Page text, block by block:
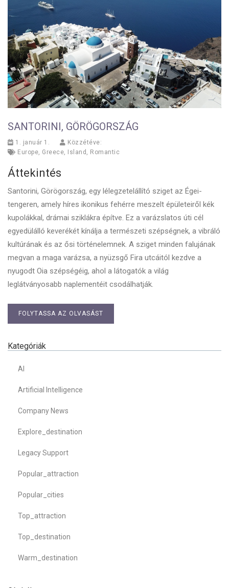
SANTORINI, GÖRÖGORSZÁG
1. január 1.
Közzétéve:
Europe Greece Island Romantic
Áttekintés
Santorini, Görögország, egy lélegzetelállító sziget az Égei-
tengeren, amely híres ikonikus fehérre meszelt épületeiről kék
kupolákkal, drámai sziklákra építve. Ez a varázslatos úti cél
egyedülálló keverékét kínálja a természeti szépségnek, a vibráló
kultúrának és az ősi történelemnek. A sziget minden falujának
megvan a maga varázsa, a nyüzsgő Fira utcáitól kezdve a
nyugodt Oia szépségéig, ahol a látogatók a világ
leglátványosabb naplementéit csodálhatják.
FOLYTASSA AZ OLVASÁST
Kategóriák
AI
Artificial Intelligence
Company News
Explore_destination
Legacy Support
Popular_attraction
Popular_cities
Top_attraction
Top_destination
Warm_destination